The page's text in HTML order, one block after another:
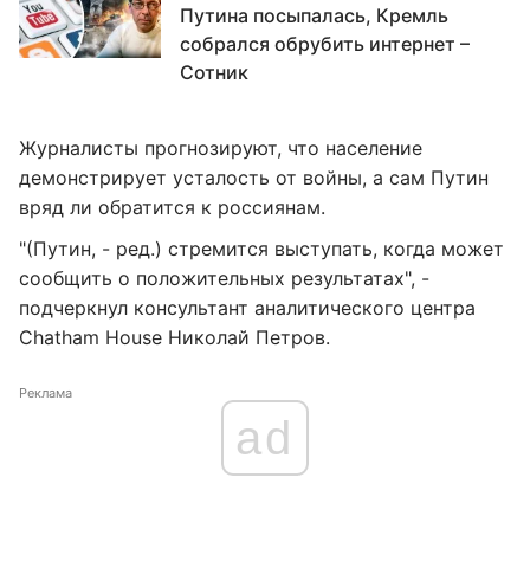
Путина посыпалась, Кремль
собрался обрубить интернет –
Сотник
Журналисты прогнозируют, что население
демонстрирует усталость от войны, а сам Путин
вряд ли обратится к россиянам.
"(Путин, - ред.) стремится выступать, когда может
сообщить о положительных результатах", -
подчеркнул консультант аналитического центра
Chatham House Николай Петров.
Реклама
ad